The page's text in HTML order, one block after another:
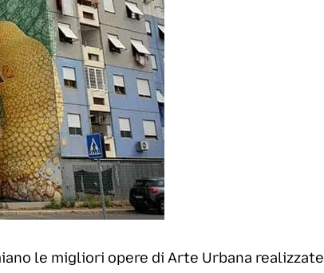
le migliori opere di Arte Urbana realizzate